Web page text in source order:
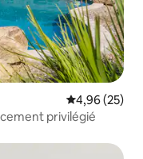
Évaluation
4,96 (25)
privilégié